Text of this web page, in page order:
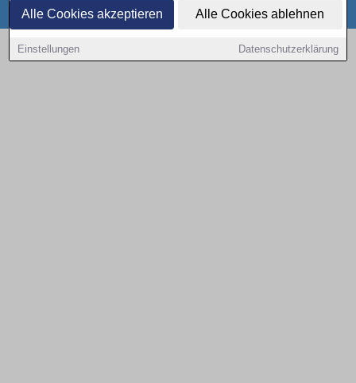
Alle Cookies akzeptieren Alle Cookies ablehnen
Einstellungen Datenschutzerklärung
Datenschutz Cookies
Copyright © 2000 - 2026 | 1A Infosysteme GmbH | Content by: 1a-sites-autos